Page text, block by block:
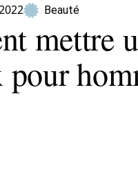
Beauté
mettre
pour